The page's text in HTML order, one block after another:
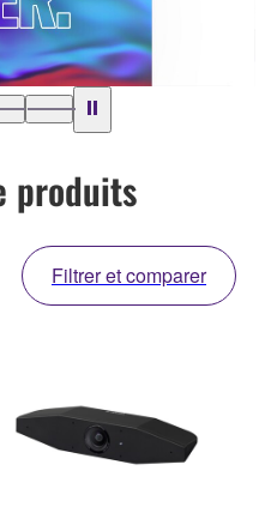
produits
Filtrer et comparer